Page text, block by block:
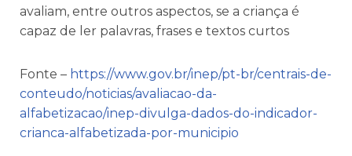
avaliam, entre outros aspectos, se a criança é
capaz de ler palavras, frases e textos curtos
Fonte – https://www.gov.br/inep/pt-br/centrais-de-
conteudo/noticias/avaliacao-da-
alfabetizacao/inep-divulga-dados-do-indicador-
crianca-alfabetizada-por-municipio